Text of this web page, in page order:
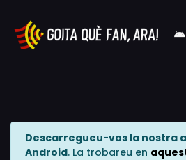
Descarregueu-vos la nostra
Android. La trobareu en